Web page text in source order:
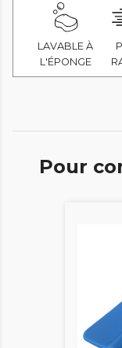
LAVABLE À
L'ÉPONGE
Pour